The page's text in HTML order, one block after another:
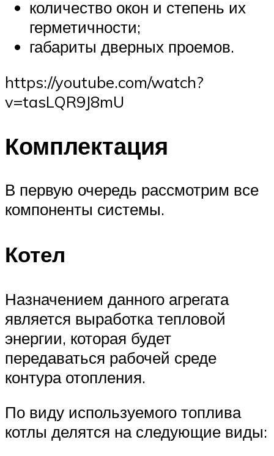
количество окон и степень их
герметичности;
габариты дверных проемов.
https://youtube.com/watch?
v=tasLQR9J8mU
Комплектация
В первую очередь рассмотрим все
компоненты системы.
Котел
Назначением данного агрегата
является выработка тепловой
энергии, которая будет
передаваться рабочей среде
контура отопления.
По виду используемого топлива
котлы делятся на следующие виды: